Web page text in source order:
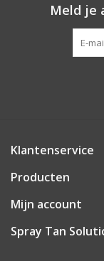
Ventilatoren /
adviesgesprek met
Suntana
Meld je
Klantenservice
Producten
Mijn account
Spray Tan